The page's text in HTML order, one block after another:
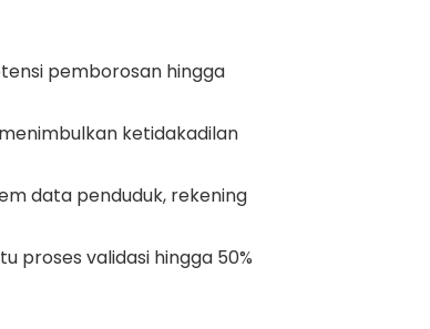
pemborosan hingga
ketidakadilan
data penduduk, rekening
proses validasi hingga 50%